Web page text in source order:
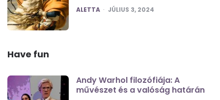
POSTED
ALETTA JÚLIUS 3, 2024
Have fun
Andy Warhol filozófiája: A
művészet és a valóság határán